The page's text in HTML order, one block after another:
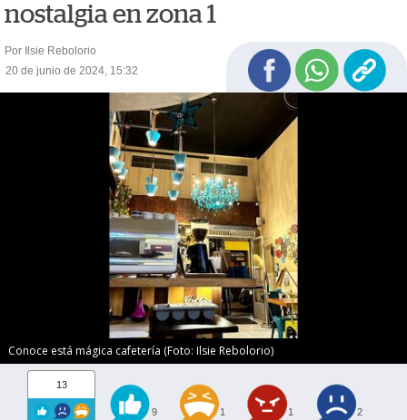
nostalgia en zona 1
Por Ilsie Rebolorio
20 de junio de 2024, 15:32
Conoce está mágica cafetería (Foto: Ilsie Rebolorio)
13
9 1 1 2